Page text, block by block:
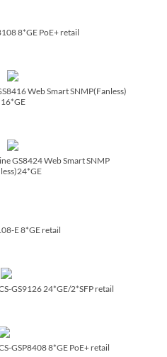
8*GE PoE+ retail
Web Smart SNMP(Fanless)
16*GE
GS8424 Web Smart SNMP
E 8*GE retail
GS9126 24*GE/­2*SFP retail
GSP8408 8*GE PoE+ retail